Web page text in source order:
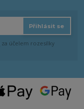
Přihlásit se
za účelem rozesílky